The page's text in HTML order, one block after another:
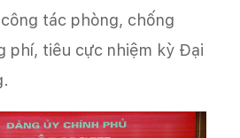
tác phòng, chống
phí, tiêu cực nhiệm kỳ Đại